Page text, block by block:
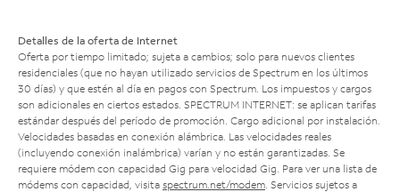
Detalles de la oferta de Internet
Oferta por tiempo limitado; sujeta a cambios; solo para nuevos clientes
residenciales (que no hayan utilizado servicios de Spectrum en los últimos
30 días) y que estén al día en pagos con Spectrum. Los impuestos y cargos
son adicionales en ciertos estados. SPECTRUM INTERNET: se aplican tarifas
estándar después del período de promoción. Cargo adicional por instalación.
Velocidades basadas en conexión alámbrica. Las velocidades reales
(incluyendo conexión inalámbrica) varían y no están garantizadas. Se
requiere módem con capacidad Gig para velocidad Gig. Para ver una lista de
módems con capacidad, visita spectrum.net/modem . Servicios sujetos a